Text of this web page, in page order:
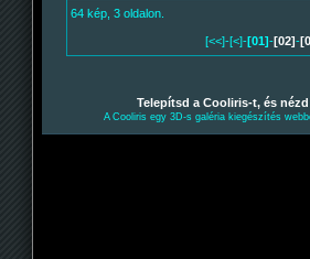
64 kép, 3 oldalon.
[<<]-[<]-[01]-[02]-
Telepítsd a Cooliris-t, és
A Cooliris egy 3D-s galéria kiegészítés